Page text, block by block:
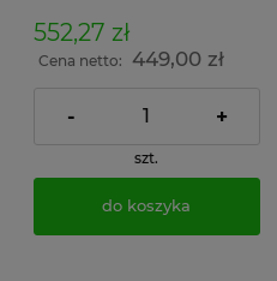
regulowaną wysokością
oparcia oraz
podłokietnikami
552,27 zł
Cena netto: 449,00 zł
- +
szt.
do koszyka